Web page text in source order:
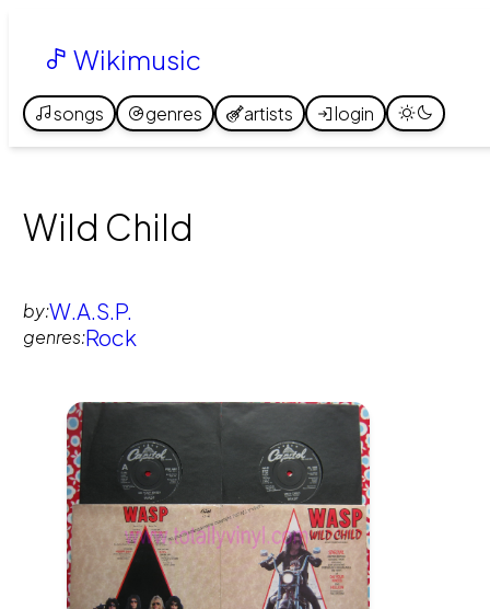
Wikimusic
songs genres artists login
Wild Child
by:W.A.S.P.
genres:Rock